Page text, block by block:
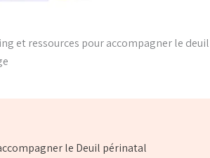
et ressources pour accompagner le
le Deuil périnatal